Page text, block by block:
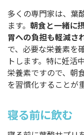
多くの専門家は、葉
ます。 朝食と一緒に
胃への負担も軽減さ
で、必要な栄養素を
トします。特に妊活
栄養素ですので、朝
を習慣化することが
寝る前に飲む